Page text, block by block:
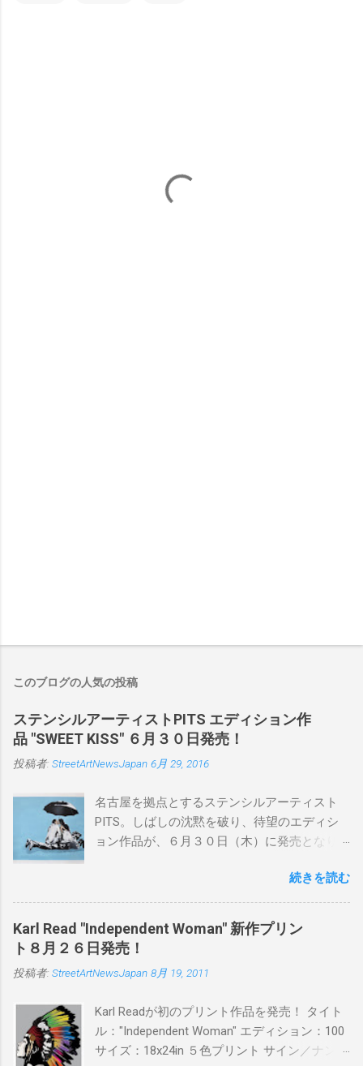
このブログの人気の投稿
ステンシルアーティストPITS エディション作
品 "SWEET KISS" ６月３０日発売！
投稿者: StreetArtNewsJapan 6月 29, 2016
名古屋を拠点とするステンシルアーティスト
PITS。しばしの沈黙を破り、待望のエディシ
ョン作品が、６月３０日（木）に発売となり
品に落とし込むスタイルは今作でも健在。(
PITSの過去記事はこちらから ) 発売日：6月30
日(木)19時 タイトル：SWEET KISS カラー：
BLUE/MINT GREEN/PINK/YELLOW エディショ
ン：各色５ サイズ：800mm × 550mm 価格：
¥16,000(¥17,280) 購入は、 こちら から
続きを読む
Karl Read "Independent Woman" 新作プリン
ト８月２６日発売！
投稿者: StreetArtNewsJapan 8月 19, 2011
Karl Readが初のプリント作品を発売！ タイト
ル："Independent Woman" エディション：100
サイズ：18x24in ５色プリント サイン／ナンバ